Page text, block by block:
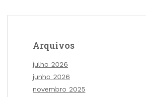
Arquivos
julho 2026
junho 2026
novembro 2025